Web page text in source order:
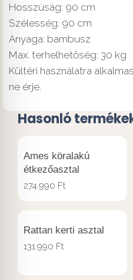
Hosszúság: 90 cm
Szélesség: 90 cm
Anyaga: bambusz
Max. terhelhetőség: 30 kg
Kültéri használatra
ne érje.
Hasonló
Ames köralakú
étkezőasztal
274.990 Ft
Rattan kerti asztal
131.990 Ft